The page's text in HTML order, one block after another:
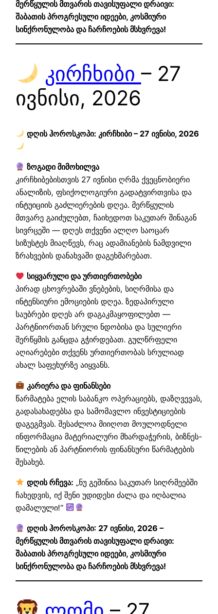
მერწყულის მთვარის თავისუფალი დრაივი:
შაბათის პროგრესული იდეები, კოსმიური
სინქრონულობა და ჩარჩოების მსხვრევა!
კირჩხიბი – 27
ივნისი, 2026
დღის ჰოროსკოპი: კირჩხიბი – 27 ივნისი, 2026
ზოგადი მიმოხილვა
კირჩხიბებისთვის 27 ივნისი ღრმა ქვეცნობიერი
ანალიზის, ფსიქოლოგიური გადატვირთვისა და
ინტუიციის გაძლიერების დღეა. მერწყულის
მთვარე გაიძულებთ, ჩაიხედოთ საკუთარ შინაგან
სივრცეში — დღეს თქვენი ალღო საოცარ
სიზუსტეს მიაღწევს, რაც ადამიანების ნამდვილი
ზრახვების დანახვაში დაგეხმარებათ.
სიყვარული და ურთიერთობები
პირად ცხოვრებაში ვნებების, სიღრმისა და
ინტენსიური ემოციების დღეა. ზედაპირული
საუბრები დღეს არ დაგაკმაყოფილებთ —
პარტნიორთან სრული ნდობისა და სულიერი
შერწყმის განცდა გჭირდებათ. გულწრფელი
აღიარებები თქვენს ურთიერთობას სრულიად
ახალ საფეხურზე აიყვანს.
კარიერა და ფინანსები
წარმატება ელის საბანკო ოპერაციებს, დაზღვევას,
გადასახადებსა და სამომავლო ინვესტიციების
დაგეგმვას. შესაძლოა მიიღოთ მოულოდნელი
ინფორმაცია მატერიალური მხარდაჭერის, ბიზნეს-
წილების ან პარტნიორის ფინანსური წარმატების
შესახებ.
დღის რჩევა: „ნუ გეშინია საკუთარ სიღრმეებში
ჩახედვის, იქ შენი უდიდესი ძალა და იღბალია
დამალული!“
დღის ჰოროსკოპი: 27 ივნისი, 2026 –
მერწყულის მთვარის თავისუფალი დრაივი:
შაბათის პროგრესული იდეები, კოსმიური
სინქრონულობა და ჩარჩოების მსხვრევა!